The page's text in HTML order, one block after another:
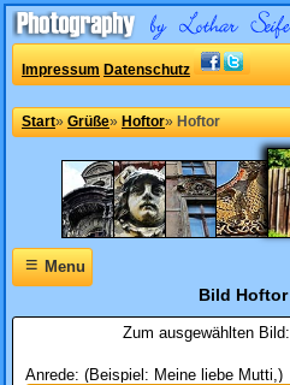
Impressum Datenschutz
Start» Grüße» Hoftor» Hoftor
≡Menu
Bild Hoftor
Zum ausgewählten Bild:
Anrede: (Beispiel: Meine liebe Mutti,)